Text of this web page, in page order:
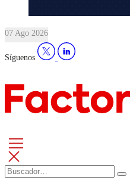
07 Ago 2026
Síguenos